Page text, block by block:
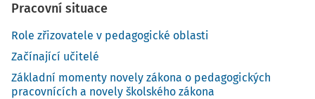
Pracovní situace
Role zřizovatele v pedagogické oblasti
Začínající učitelé
Základní momenty novely zákona o pedagogických
pracovnících a novely školského zákona